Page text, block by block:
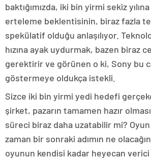
baktığımızda, iki bin yirmi sekiz
erteleme beklentisinin, biraz fazla
spekülatif olduğu anlaşılıyor.
hızına ayak uydurmak, bazen biraz
gerektirir ve görünen o ki, Sony bu
göstermeye oldukça istekli.
Sizce iki bin yirmi yedi hedefi
şirket, pazarın tamamen hazır
süreci biraz daha uzatabilir mi?
zaman bir sonraki adımın ne
oyunun kendisi kadar heyecan